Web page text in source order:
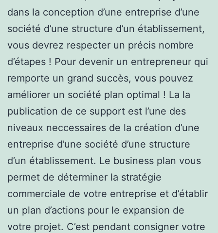
dans la conception d’une entreprise d’une
société d’une structure d’un établissement,
vous devrez respecter un précis nombre
d’étapes ! Pour devenir un entrepreneur qui
remporte un grand succès, vous pouvez
améliorer un société plan optimal ! La la
publication de ce support est l’une des
niveaux neccessaires de la création d’une
entreprise d’une société d’une structure
d’un établissement. Le business plan vous
permet de déterminer la stratégie
commerciale de votre entreprise et d’établir
un plan d’actions pour le expansion de
votre projet. C’est pendant consigner votre